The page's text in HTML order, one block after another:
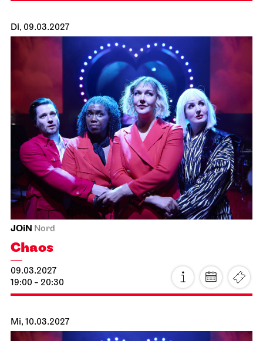
Di, 09.03.2027
JOiN Nord
Chaos
09.03.2027
19:00 - 20:30
Mi, 10.03.2027